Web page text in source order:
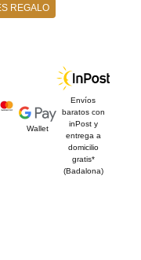
REGALO
Wallet
Envíos
baratos con
inPost y
entrega a
domicilio
gratis*
(Badalona)